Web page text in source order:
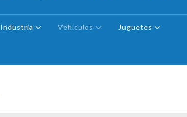
Industria Vehículos Juguetes